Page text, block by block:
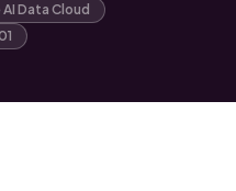
Data Cloud